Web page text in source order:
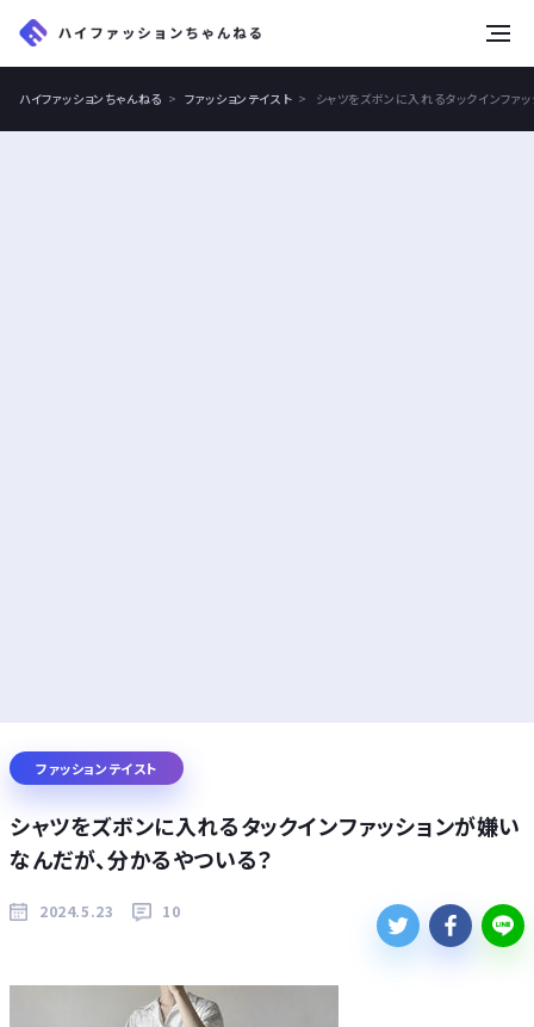
ハイファッションちゃんねる ファッションテイスト シャツをズボンに入れるタックインファ
ファッションテイスト
シャツをズボンに入れるタックインファッションが嫌い
なんだが、分かるやついる？
2024.5.23 10